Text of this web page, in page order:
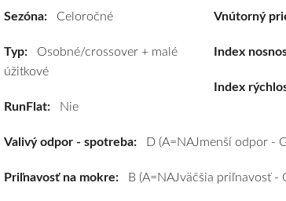
N'BLUE
(WH17)
kúpite
Sezóna: Celoročné
Typ: Osobné/crossover + malé
úžitkové
RunFlat: Nie
Vnútorný
Index
Index
Valivý odpor - spotreba: D (A=NAJmenší odpor -
Priľnavosť na mokre: B (A=NAJväčšia priľnavosť -